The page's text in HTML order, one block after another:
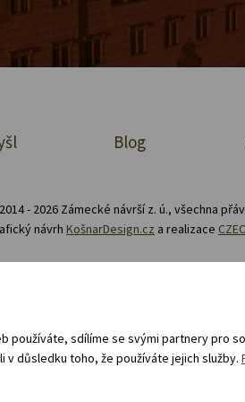
Blog
- 2026 Zámecké návrší z. ú., všechna
návrh KošnarDesign.cz a realizace
používáte, sdílíme se svými partnery pro
důsledku toho, že používáte jejich služby.